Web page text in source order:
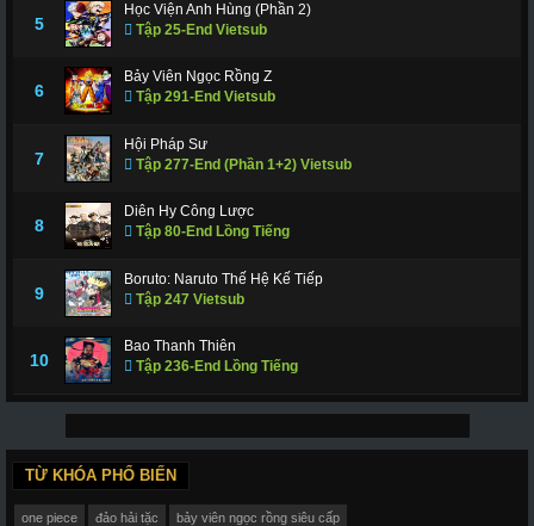
5
Học Viện Anh Hùng (Phần 2)
Tập 25-End Vietsub
6
Bảy Viên Ngọc Rồng Z
Tập 291-End Vietsub
7
Hội Pháp Sư
Tập 277-End (Phần 1+2) Vietsub
8
Diên Hy Công Lược
Tập 80-End Lồng Tiếng
9
Boruto: Naruto Thế Hệ Kế Tiếp
Tập 247 Vietsub
10
Bao Thanh Thiên
Tập 236-End Lồng Tiếng
TỪ KHÓA PHỔ BIẾN
one piece đảo hải tặc bảy viên ngọc rồng siêu cấp